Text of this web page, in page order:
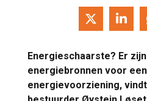
Energieschaarste? Er
energiebronnen voor
energievoorziening,